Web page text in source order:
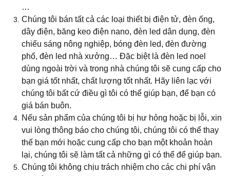
…
Chúng tôi bán tất cả các loại thiết bị điện tử, đèn ống,
dây điện, băng keo điện nano, đèn led dân dụng, đèn
chiếu sáng nông nghiệp, bóng đèn led, đèn đường
phố, đèn led nhà xưởng… Đặc biệt là đèn led noel
dùng ngoài trời và trong nhà chúng tôi sẽ cung cấp cho
bạn giá tốt nhất, chất lượng tốt nhất. Hãy liên lạc với
chúng tôi bất cứ điều gì tôi có thể giúp bạn, để bạn có
giá bán buôn.
Nếu sản phẩm của chúng tôi bị hư hỏng hoặc bị lỗi, xin
vui lòng thông báo cho chúng tôi, chúng tôi có thể thay
thế bạn mới hoặc cung cấp cho bạn một khoản hoàn
lại, chúng tôi sẽ làm tất cả những gì có thể để giúp bạn.
Chúng tôi không chịu trách nhiệm cho các chi phí vận